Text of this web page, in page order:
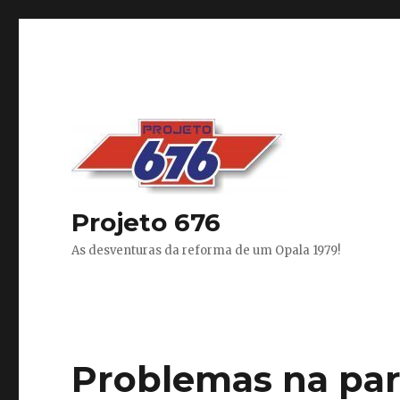
Projeto 676
As desventuras da reforma de um Opala 1979!
Problemas na